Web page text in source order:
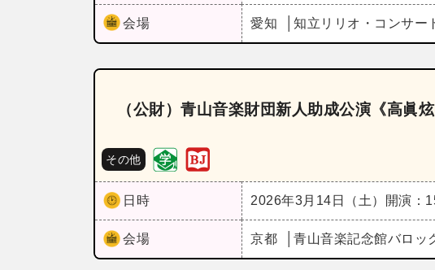
会場 愛知 知立リリオ・コンサー
（公財）青山音楽財団新人助成公演《高
その他
日時 2026年3月14日（土） 開演：
会場 京都 青山音楽記念館バロッ